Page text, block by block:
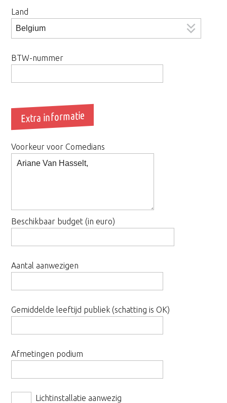
Land
BTW-nummer
Extra informatie
Voorkeur voor Comedians
Beschikbaar budget (in euro)
Aantal aanwezigen
Gemiddelde leeftijd publiek (schatting is OK)
Afmetingen podium
Lichtinstallatie aanwezig